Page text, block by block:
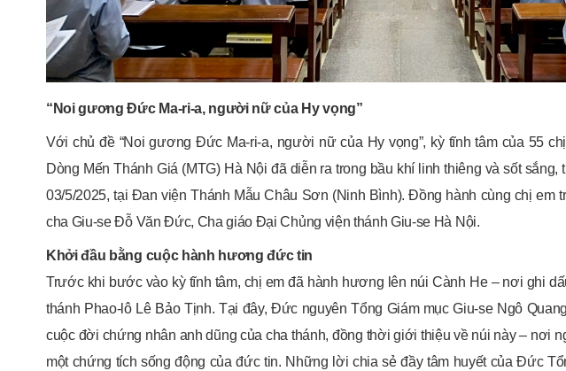
“Noi gương Đức Ma-ri-a, người nữ của Hy vọng”
Với chủ đề “Noi gương Đức Ma-ri-a, người nữ của Hy vọng”, kỳ tĩnh tâm của 55
Dòng Mến Thánh Giá (MTG) Hà Nội đã diễn ra trong bầu khí linh thiêng và sốt
03/5/2025, tại Đan viện Thánh Mẫu Châu Sơn (Ninh Bình). Đồng hành cùng chị em
cha Giu-se Đỗ Văn Đức, Cha giáo Đại Chủng viện thánh Giu-se Hà Nội.
Khởi đầu bằng cuộc hành hương đức tin
Trước khi bước vào kỳ tĩnh tâm, chị em đã hành hương lên núi Cành He – nơi ghi
thánh Phao-lô Lê Bảo Tịnh. Tại đây, Đức nguyên Tổng Giám mục Giu-se Ngô
cuộc đời chứng nhân anh dũng của cha thánh, đồng thời giới thiệu về núi này – nơi
một chứng tích sống động của đức tin. Những lời chia sẻ đầy tâm huyết của Đức